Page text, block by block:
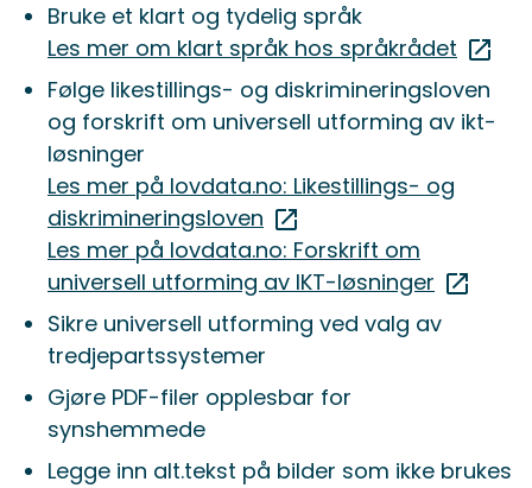
Bruke et klart og tydelig språk
Les mer om klart språk hos språkrådet
Følge likestillings- og diskrimineringsloven
og forskrift om universell utforming av ikt-
løsninger
Les mer på lovdata.no: Likestillings- og
diskrimineringsloven
Les mer på lovdata.no: Forskrift om
universell utforming av IKT-løsninger
Sikre universell utforming ved valg av
tredjepartssystemer
Gjøre PDF-filer opplesbar for
synshemmede
Legge inn alt.tekst på bilder som ikke brukes